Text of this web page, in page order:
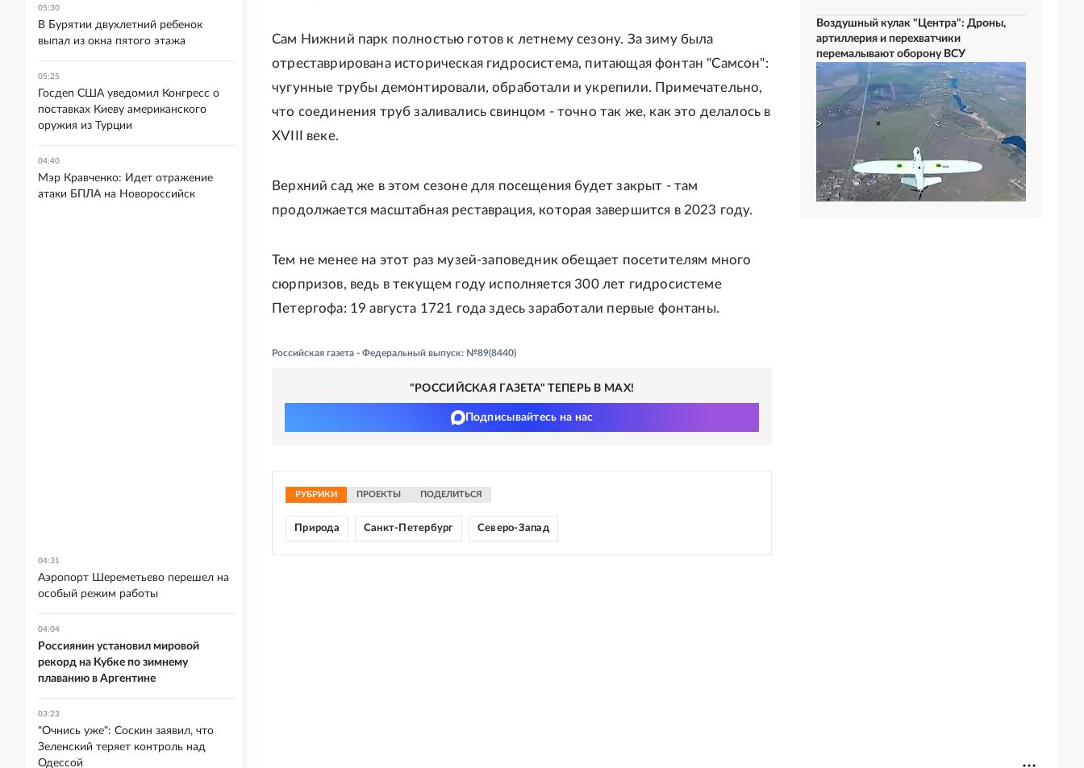
Сам Нижний парк полностью готов к летнему сезону. За зиму была
отреставрирована историческая гидросистема, питающая фонтан "Самсон":
чугунные трубы демонтировали, обработали и укрепили. Примечательно,
что соединения труб заливались свинцом - точно так же, как это делалось в
XVIII веке.
Верхний сад же в этом сезоне для посещения будет закрыт - там
продолжается масштабная реставрация, которая завершится в 2023 году.
Тем не менее на этот раз музей-заповедник обещает посетителям много
сюрпризов, ведь в текущем году исполняется 300 лет гидросистеме
Петергофа: 19 августа 1721 года здесь заработали первые фонтаны.
Российская газета - Федеральный выпуск: №89(8440)
"РОССИЙСКАЯ ГАЗЕТА" ТЕПЕРЬ В MAX!
Подписывайтесь на нас
РУБРИКИ ПРОЕКТЫ ПОДЕЛИТЬСЯ
Природа Санкт-Петербург Северо-Запад
Воздушный кулак "Центра": Дроны,
артиллерия и перехватчики
перемалывают оборону ВСУ
05:30
В Бурятии двухлетний ребенок
выпал из окна пятого этажа
05:25
Госдеп США уведомил Конгресс о
поставках Киеву американского
оружия из Турции
04:40
Мэр Кравченко: Идет отражение
атаки БПЛА на Новороссийск
04:31
Аэропорт Шереметьево перешел на
особый режим работы
04:04
Россиянин установил мировой
рекорд на Кубке по зимнему
плаванию в Аргентине
03:23
"Очнись уже": Соскин заявил, что
Зеленский теряет контроль над
Одессой